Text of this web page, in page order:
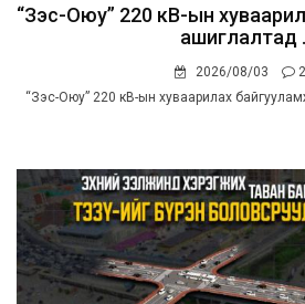
“Зэс-Оюу” 220 кВ-ын
ашиглалтад
2026/08/03
“Зэс-Оюу” 220 кВ-ын хуваарилах